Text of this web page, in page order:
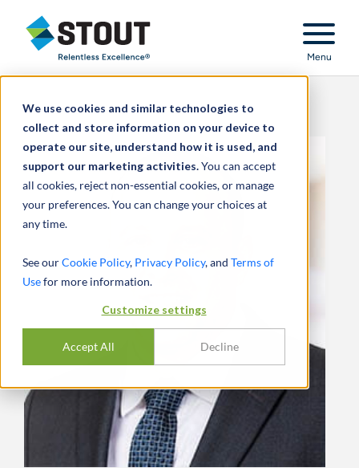
We use cookies and similar technologies to
collect and store information on your device to
operate our site, understand how it is used, and
support our marketing activities.You can accept
all cookies, reject non-essential cookies, or manage
your preferences. You can change your choices at
any time.
See ourCookie Policy, Privacy Policy, and Terms of
Usefor more information.
Customize settings
Accept All Decline
Stout Relentless Excellence
Menu